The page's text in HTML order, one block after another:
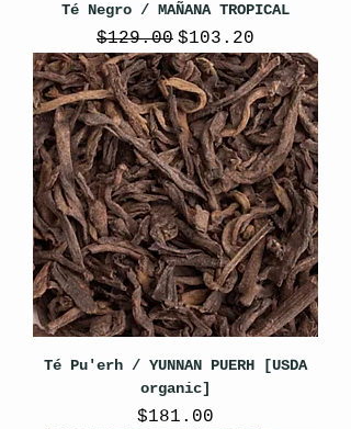
Té Negro / MAÑANA TROPICAL
Precio
$129.00 Precio de oferta
$103.20
Té Pu'erh / YUNNAN PUERH [USDA
organic]
Precio
$181.00